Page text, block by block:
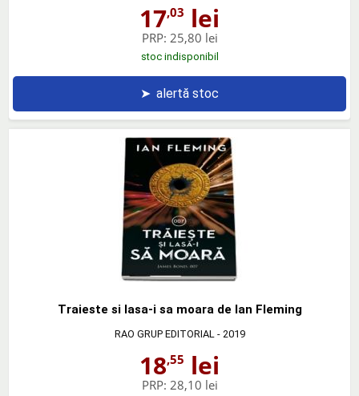
17,03 lei
PRP: 25,80 lei
stoc indisponibil
➤ alertă stoc
Traieste si lasa-i sa moara de Ian Fleming
RAO GRUP EDITORIAL - 2019
18,55 lei
PRP: 28,10 lei